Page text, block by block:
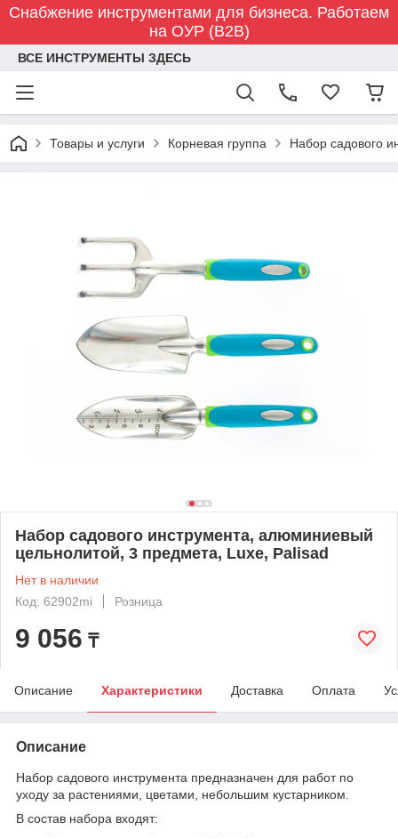
Снабжение инструментами для бизнеса. Работаем
на ОУР (B2B)
ВСЕ ИНСТРУМЕНТЫ ЗДЕСЬ
Товары и услуги Корневая группа Набор садового
Набор садового инструмента, алюминиевый
цельнолитой, 3 предмета, Luxe, Palisad
Нет в наличии
Код: 62902mi
Розница
9 056 ₸
Описание Характеристики Доставка Оплата
Описание
Набор садового инструмента предназначен для работ по
уходу за растениями, цветами, небольшим кустарником.
В состав набора входят: